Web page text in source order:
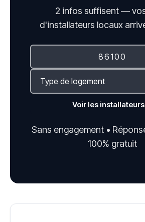
2 infos suffisent —
d'installateurs locaux
Voir les
Sans engagement •
100% gratuit